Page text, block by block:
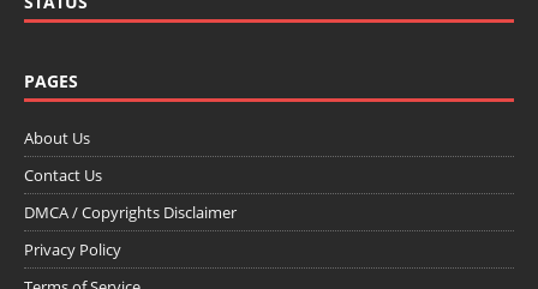
PAGES
About Us
Contact Us
DMCA / Copyrights Disclaimer
Privacy Policy